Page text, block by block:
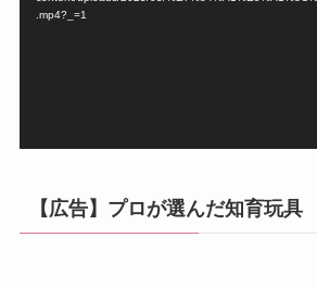
.mp4?_=1
【広告】プロが選んだ知育玩具